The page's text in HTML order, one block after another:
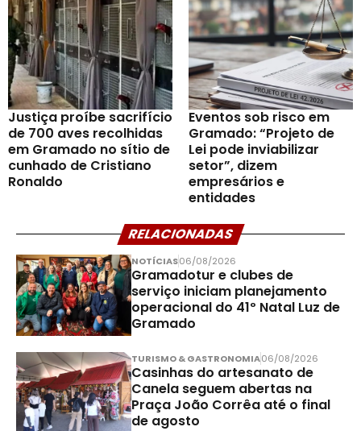
Justiça proíbe sacrifício
de 700 aves recolhidas
em Gramado no sítio de
cunhado de Cristiano
Ronaldo
Eventos sob risco em
Gramado: “Projeto de
Lei pode inviabilizar
setor”, dizem
empresários e
entidades
RELACIONADAS
NOTÍCIAS06/08/2026
Gramadotur e clubes de
serviço iniciam planejamento
operacional do 41º Natal Luz de
Gramado
TURISMO & GASTRONOMIA06/08/2026
Casinhas do artesanato de
Canela seguem abertas na
Praça João Corrêa até o final
de agosto